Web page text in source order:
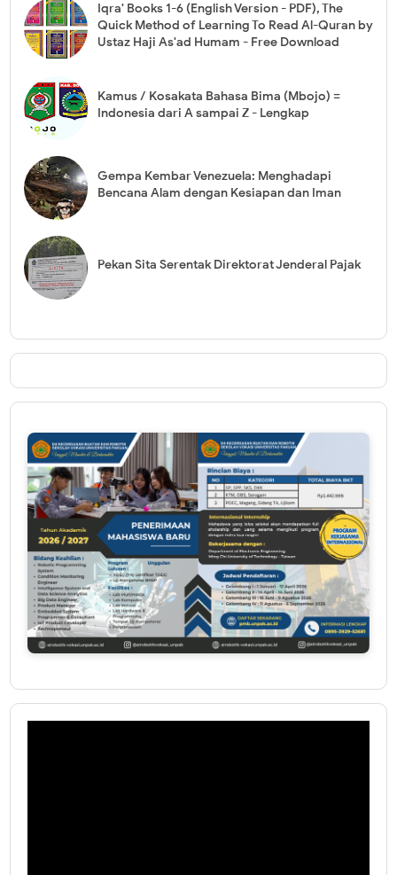
Iqra' Books 1-6 (English Version - PDF), The
Quick Method of Learning To Read Al-Quran by
Ustaz Haji As'ad Humam - Free Download
Kamus / Kosakata Bahasa Bima (Mbojo) =
Indonesia dari A sampai Z - Lengkap
Gempa Kembar Venezuela: Menghadapi
Bencana Alam dengan Kesiapan dan Iman
Pekan Sita Serentak Direktorat Jenderal Pajak